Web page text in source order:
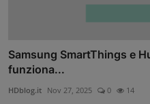
Samsung SmartThings e
funziona...
HDblog.it Nov 27, 2025 0 14